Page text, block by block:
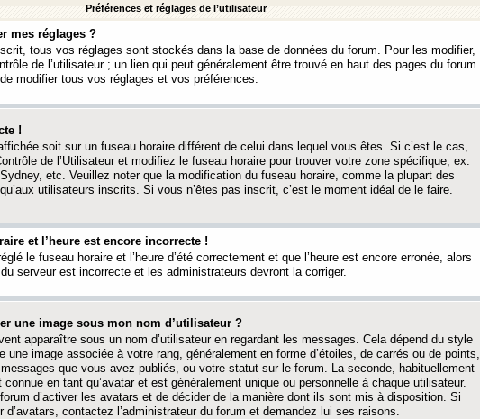
Préférences et réglages de l’utilisateur
mes réglages ?
tous vos réglages sont stockés dans la base de données du forum. Pour les modifier,
de l’utilisateur ; un lien qui peut généralement être trouvé en haut des pages du forum.
modifier tous vos réglages et vos préférences.
!
soit sur un fuseau horaire différent de celui dans lequel vous êtes. Si c’est le cas,
de l’Utilisateur et modifiez le fuseau horaire pour trouver votre zone spécifique, ex.
etc. Veuillez noter que la modification du fuseau horaire, comme la plupart des
utilisateurs inscrits. Si vous n’êtes pas inscrit, c’est le moment idéal de le faire.
et l’heure est encore incorrecte !
le fuseau horaire et l’heure d’été correctement et que l’heure est encore erronée, alors
du serveur est incorrecte et les administrateurs devront la corriger.
une image sous mon nom d’utilisateur ?
apparaître sous un nom d’utilisateur en regardant les messages. Cela dépend du style
une image associée à votre rang, généralement en forme d’étoiles, de carrés ou de points,
que vous avez publiés, ou votre statut sur le forum. La seconde, habituellement
en tant qu’avatar et est généralement unique ou personnelle à chaque utilisateur.
forum d’activer les avatars et de décider de la manière dont ils sont mis à disposition. Si
contactez l’administrateur du forum et demandez lui ses raisons.